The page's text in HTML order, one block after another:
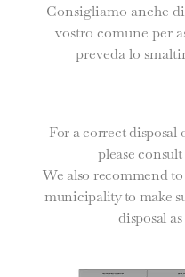
Consigliamo anche
vostro comune per
preveda lo
For a correct
please
We also recommend
municipality to make
disposal